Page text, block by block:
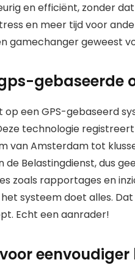
en efficiënt, zonder
en meer tijd voor
gamechanger geweest
gebaseerde
op een GPS-gebaseerd
technologie
van Amsterdam tot
de Belastingdienst, dus
zoals rapportages en
systeem doet alles.
Echt een aanrader!
eenvoudiger